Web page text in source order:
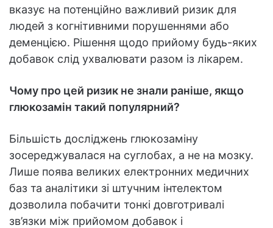
вказує на потенційно важливий ризик для
людей з когнітивними порушеннями або
деменцією. Рішення щодо прийому будь-яких
добавок слід ухвалювати разом із лікарем.
Чому про цей ризик не знали раніше, якщо
глюкозамін такий популярний?
Більшість досліджень глюкозаміну
зосереджувалася на суглобах, а не на мозку.
Лише поява великих електронних медичних
баз та аналітики зі штучним інтелектом
дозволила побачити тонкі довготривалі
зв’язки між прийомом добавок і